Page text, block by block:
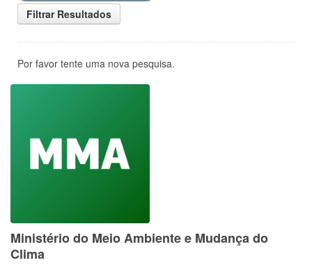
Filtrar Resultados
Por favor tente uma nova pesquisa.
Ministério do Meio Ambiente e Mudança do
Clima